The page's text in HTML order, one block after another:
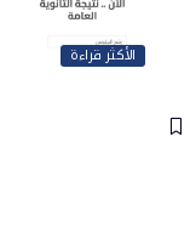
الأكثر قراءة